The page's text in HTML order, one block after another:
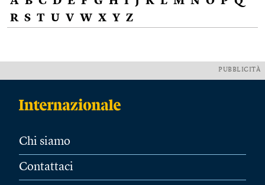
R S T U V W X Y Z
PUBBLICITÀ
Chi siamo
Contattaci